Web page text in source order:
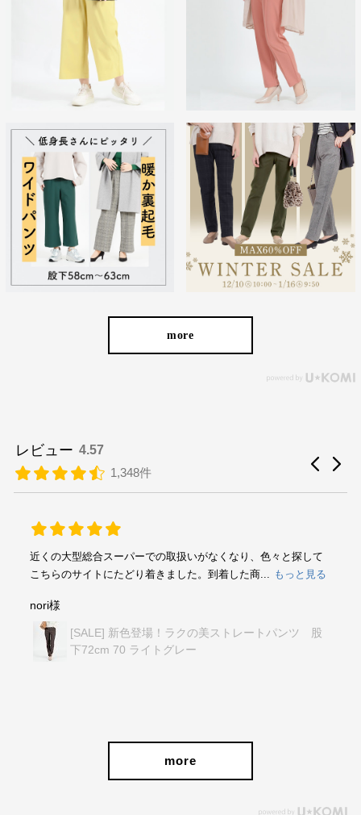
more
レビュー 4.57
1,348件
近くの大型総合スーパーでの取扱いがなくなり、色々と探して
こちらのサイトにたどり着きました。到着した商...
もっと見る
nori様
[SALE] 新色登場！ラクの美ストレートパンツ 股
下72cm 70 ライトグレー
more